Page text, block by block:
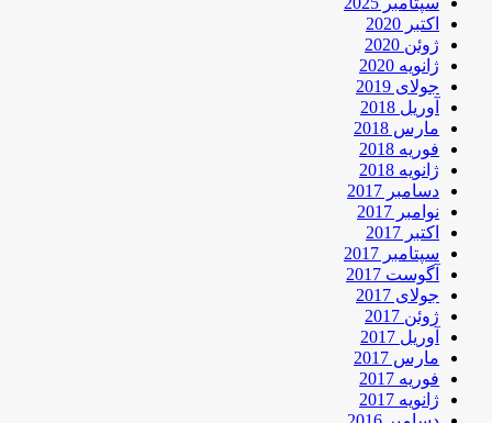
اکتبر 2020
ژوئن 2020
ژانویه 2020
جولای 2019
آوریل 2018
مارس 2018
فوریه 2018
ژانویه 2018
دسامبر 2017
نوامبر 2017
اکتبر 2017
سپتامبر 2017
آگوست 2017
جولای 2017
ژوئن 2017
آوریل 2017
مارس 2017
فوریه 2017
ژانویه 2017